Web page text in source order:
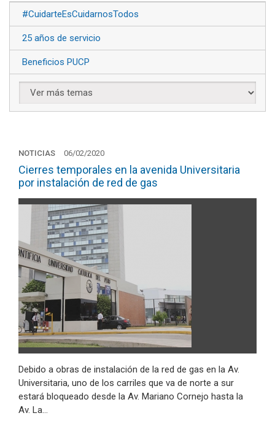
#CuidarteEsCuidarnosTodos
25 años de servicio
Beneficios PUCP
NOTICIAS 06/02/2020
Cierres temporales en la avenida Universitaria
por instalación de red de gas
Debido a obras de instalación de la red de gas en la Av.
Universitaria, uno de los carriles que va de norte a sur
estará bloqueado desde la Av. Mariano Cornejo hasta la
Av. La…